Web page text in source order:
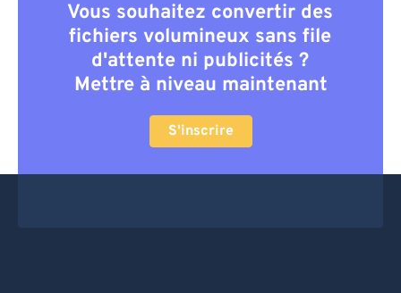
Vous souhaitez convertir des
fichiers volumineux sans file
d'attente ni publicités ?
Mettre à niveau maintenant
S'inscrire